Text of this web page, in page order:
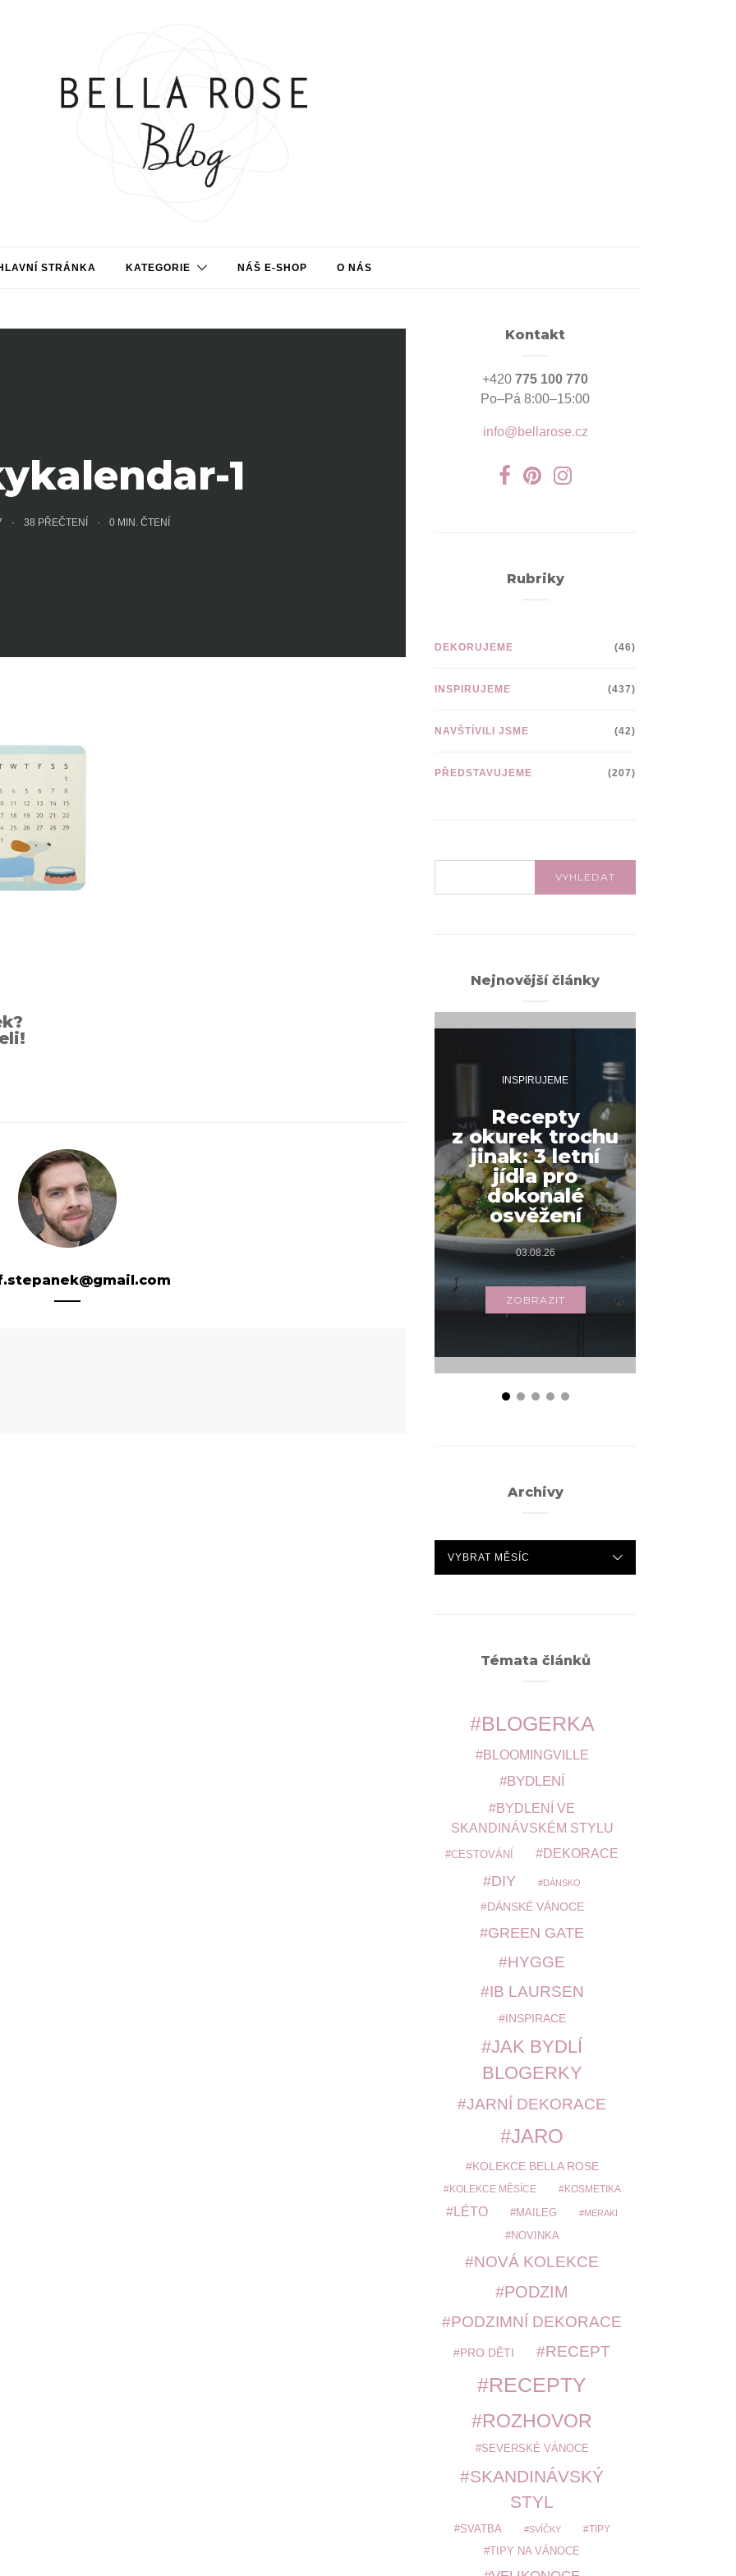
STRÁNKA KATEGORIE NÁŠ E-SHOP O NÁS
1
38 PŘEČTENÍ 0 MIN. ČTENÍ
Kontakt
+420 775 100 770
Po–Pá 8:00–15:00
info@bellarose.cz
Rubriky
DEKORUJEME (46)
INSPIRUJEME (437)
NAVŠTÍVILI JSME (42)
PŘEDSTAVUJEME (207)
VYHLEDAT
Nejnovější články
INSPIRUJEME
Recepty
z okurek trochu
jinak: 3 letní
jídla pro
dokonalé
osvěžení
03.08.26
ZOBRAZIT
Archivy
Témata článků
BLOGERKA
BLOOMINGVILLE
BYDLENÍ
BYDLENÍ VE
SKANDINÁVSKÉM STYLU
CESTOVÁNÍ DEKORACE
DIY DÁNSKO
DÁNSKÉ VÁNOCE
GREEN GATE
HYGGE
IB LAURSEN
INSPIRACE
JAK BYDLÍ
BLOGERKY
JARNÍ DEKORACE
JARO
KOLEKCE BELLA ROSE
KOLEKCE MĚSÍCE KOSMETIKA
LÉTO MAILEG MERAKI
NOVINKA
NOVÁ KOLEKCE
PODZIM
PODZIMNÍ DEKORACE
PRO DĚTI RECEPT
RECEPTY
ROZHOVOR
SEVERSKÉ VÁNOCE
SKANDINÁVSKÝ
STYL
SVATBA SVÍČKY TIPY
TIPY NA VÁNOCE